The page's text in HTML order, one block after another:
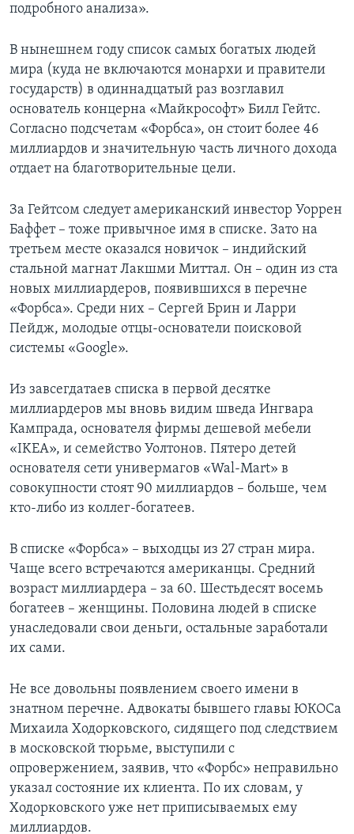
подробного анализа».
В нынешнем году список самых богатых людей
мира (куда не включаются монархи и правители
государств) в одиннадцатый раз возглавил
основатель концерна «Майкрософт» Билл Гейтс.
Согласно подсчетам «Форбса», он стоит более 46
миллиардов и значительную часть личного дохода
отдает на благотворительные цели.
За Гейтсом следует американский инвестор Уоррен
Баффет – тоже привычное имя в списке. Зато на
третьем месте оказался новичок – индийский
стальной магнат Лакшми Миттал. Он – один из ста
новых миллиардеров, появившихся в перечне
«Форбса». Среди них – Сергей Брин и Ларри
Пейдж, молодые отцы-основатели поисковой
системы «Google».
Из завсегдатаев списка в первой десятке
миллиардеров мы вновь видим шведа Ингвара
Кампрада, основателя фирмы дешевой мебели
«IKEA», и семейство Уолтонов. Пятеро детей
основателя сети универмагов «Wal-Mart» в
совокупности стоят 90 миллиардов – больше, чем
кто-либо из коллег-богатеев.
В списке «Форбса» – выходцы из 27 стран мира.
Чаще всего встречаются американцы. Средний
возраст миллиардера – за 60. Шестьдесят восемь
богатеев – женщины. Половина людей в списке
унаследовали свои деньги, остальные заработали
их сами.
Не все довольны появлением своего имени в
знатном перечне. Адвокаты бывшего главы ЮКОСа
Михаила Ходорковского, сидящего под следствием
в московской тюрьме, выступили с
опровержением, заявив, что «Форбс» неправильно
указал состояние их клиента. По их словам, у
Ходорковского уже нет приписываемых ему
миллиардов.